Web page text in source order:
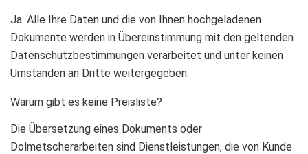
Ja. Alle Ihre Daten und die von Ihnen hochgeladenen
Dokumente werden in Übereinstimmung mit den geltenden
Datenschutzbestimmungen verarbeitet und unter keinen
Umständen an Dritte weitergegeben.
Warum gibt es keine Preisliste?
Die Übersetzung eines Dokuments oder
Dolmetscherarbeiten sind Dienstleistungen, die von Kunde